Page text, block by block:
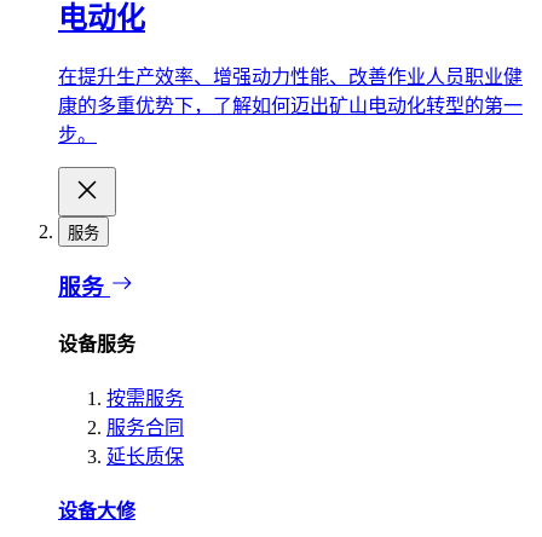
电动化
在提升生产效率、增强动力性能、改善作业人员职业健
康的多重优势下，了解如何迈出矿山电动化转型的第一
步。
服务
服务
设备服务
按需服务
服务合同
延长质保
设备大修